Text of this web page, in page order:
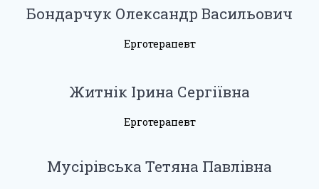
Бондарчук Олександр Васильович
Ерготерапевт
Житнік Ірина Сергіївна
Ерготерапевт
Мусірівська Тетяна Павлівна